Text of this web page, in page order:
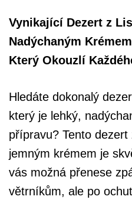
Vynikající Dezert z
Nadýchaným
Který Okouzlí
Hledáte dokonalý
který je lehký,
přípravu? Tento
jemným krémem je
vás možná přenese
větrníkům, ale po